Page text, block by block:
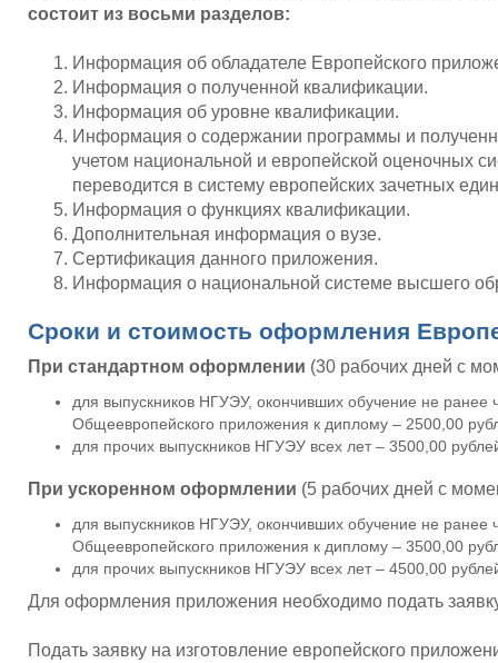
состоит из восьми разделов:
Информация об обладателе Европейского
Информация о полученной квалификации.
Информация об уровне квалификации.
Информация о содержании программы и
учетом национальной и европейской оценочных
переводится в систему европейских зачетных
Информация о функциях квалификации.
Дополнительная информация о вузе.
Сертификация данного приложения.
Информация о национальной системе высшего
Сроки и стоимость оформления
При стандартном оформлении (30 рабочих дней с
для выпускников НГУЭУ, окончивших обучение не
Общеевропейского приложения к диплому – 2500,00
для прочих выпускников НГУЭУ всех лет – 3500,00
При ускоренном оформлении (5 рабочих дней с
для выпускников НГУЭУ, окончивших обучение не
Общеевропейского приложения к диплому – 3500,00
для прочих выпускников НГУЭУ всех лет – 4500,00
Для оформления приложения необходимо подать
Подать заявку на изготовление европейского